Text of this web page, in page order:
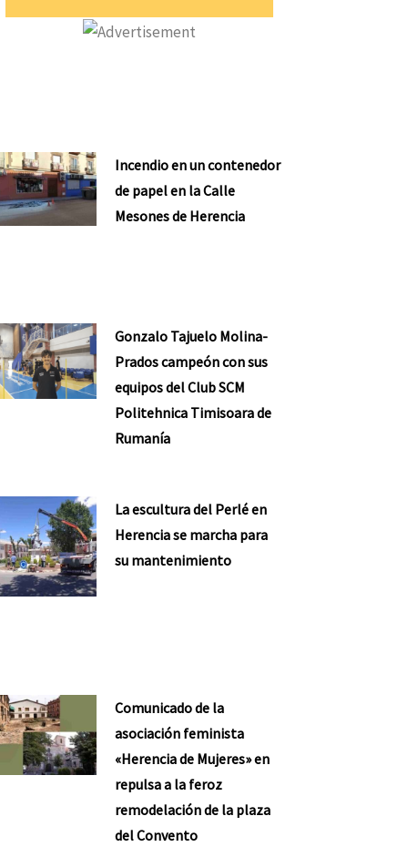
Incendio en un contenedor
de papel en la Calle
Mesones de Herencia
Gonzalo Tajuelo Molina-
Prados campeón con sus
equipos del Club SCM
Politehnica Timisoara de
Rumanía
La escultura del Perlé en
Herencia se marcha para
su mantenimiento
Comunicado de la
asociación feminista
«Herencia de Mujeres» en
repulsa a la feroz
remodelación de la plaza
del Convento